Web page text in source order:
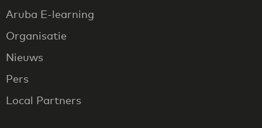
Aruba E-learning
Organisatie
Nieuws
Pers
Local Partners